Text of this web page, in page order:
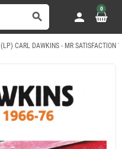
search person
0
(LP) CARL DAWKINS - MR SATISFACTION